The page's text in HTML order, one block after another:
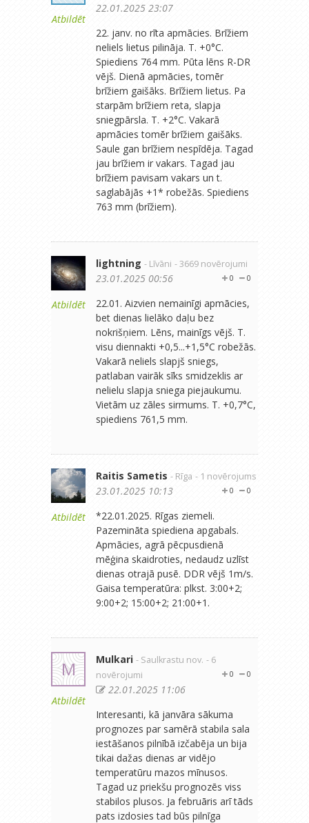
Atbildēt
22.01.2025 23:07
22. janv. no rīta apmācies. Brīžiem
neliels lietus pilināja. T. +0°C.
Spiediens 764 mm. Pūta lēns R-DR
vējš. Dienā apmācies, tomēr
brīžiem gaišāks. Brīžiem lietus. Pa
starpām brīžiem reta, slapja
sniegpārsla. T. +2°C. Vakarā
apmācies tomēr brīžiem gaišāks.
Saule gan brīžiem nespīdēja. Tagad
jau brīžiem ir vakars. Tagad jau
brīžiem pavisam vakars un t.
saglabājās +1* robežās. Spiediens
763 mm (brīžiem).
Atbildēt
lightning - Līvāni - 3669 novērojumi
0
0
23.01.2025 00:56
22.01. Aizvien nemainīgi apmācies,
bet dienas lielāko daļu bez
nokrišņiem. Lēns, mainīgs vējš. T.
visu diennakti +0,5...+1,5°C robežās.
Vakarā neliels slapjš sniegs,
patlaban vairāk sīks smidzeklis ar
nelielu slapja sniega piejaukumu.
Vietām uz zāles sirmums. T. +0,7°C,
spiediens 761,5 mm.
Atbildēt
Raitis Sametis - Rīga - 1 novērojums
0
0
23.01.2025 10:13
*22.01.2025. Rīgas ziemeli.
Pazemināta spiediena apgabals.
Apmācies, agrā pēcpusdienā
mēģina skaidroties, nedaudz uzlīst
dienas otrajā pusē. DDR vējš 1m/s.
Gaisa temperatūra: plkst. 3:00+2;
9:00+2; 15:00+2; 21:00+1.
M
Atbildēt
Mulkari - Saulkrastu nov. - 6
novērojumi
0
0
22.01.2025 11:06
Interesanti, kā janvāra sākuma
prognozes par samērā stabila sala
iestāšanos pilnībā izčabēja un bija
tikai dažas dienas ar vidējo
temperatūru mazos mīnusos.
Tagad uz priekšu prognozēs viss
stabilos plusos. Ja februāris arī tāds
pats izdosies tad būs pilnīga